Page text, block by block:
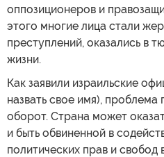
оппозиционеров и
этого многие лица стали
преступлений, оказались в
жизни.
Как заявили израильские
назвать свое имя), проблема
оборот. Страна может
и быть обвиненной в
политических прав и свобод